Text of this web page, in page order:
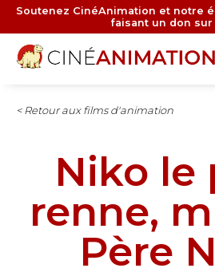
Aller
contenu
principal
Soutenez CinéAnimation et notre
faisant un don sur
< Retour aux films d'animation
Niko le
renne,
Père